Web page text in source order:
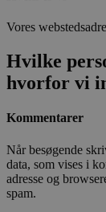
Vores
Hvilke
hvorfor vi
Kommentarer
Når besøgende
data, som vises i
adresse og
spam.